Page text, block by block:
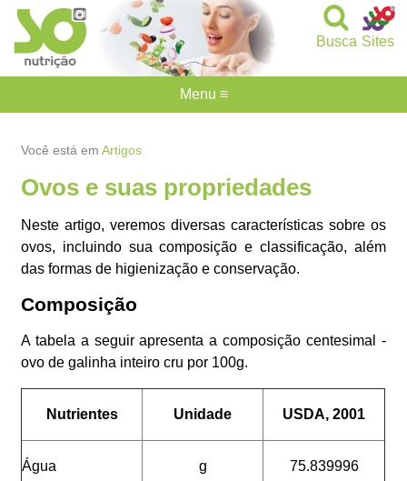
Sites
Busca
Você está emArtigos
Ovos e suas propriedades
Neste artigo, veremos diversas características sobre os
ovos, incluindo sua composição e classificação, além
das formas de higienização e conservação.
Composição
A tabela a seguir apresenta a composição centesimal -
ovo de galinha inteiro cru por 100g.
Nutrientes Unidade USDA, 2001
Água g 75.839996